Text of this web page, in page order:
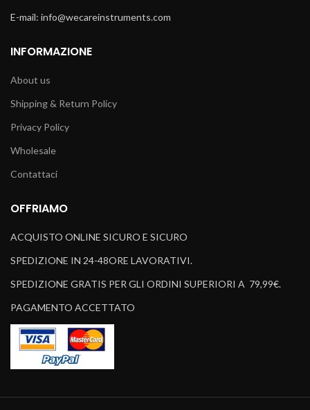
E-mail: info@wecareinstruments.com
INFORMAZIONE
About us
Shipping & Return Policy
Privacy Policy
Wholesale
Contattaci
OFFRIAMO
ACQUISTO ONLINE SICURO E SICURO
SPEDIZIONE IN 24-48ORE LAVORATIVI.
SPEDIZIONE GRATIS PER GLI ORDINI SUPERIORI A 79,99€.
PAGAMENTO ACCETTATO